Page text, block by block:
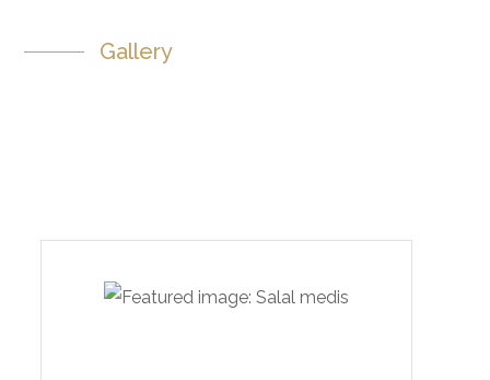
Gallery